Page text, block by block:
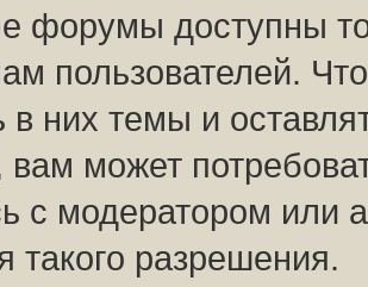
форумы доступны
пользователей.
в них темы и
вам может
с модератором или
такого разрешения.